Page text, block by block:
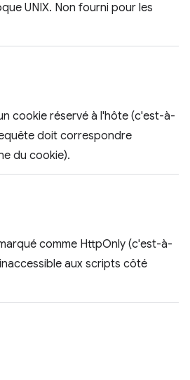
UNIX. Non fourni pour les
cookie réservé à l'hôte (c'est-à-
doit correspondre
du cookie).
comme HttpOnly (c'est-à-
aux scripts côté